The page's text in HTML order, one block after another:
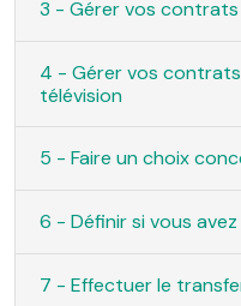
3 - Gérer vos contrats
4 - Gérer vos
télévision
5 - Faire un choix
6 - Définir si vous
7 - Effectuer le